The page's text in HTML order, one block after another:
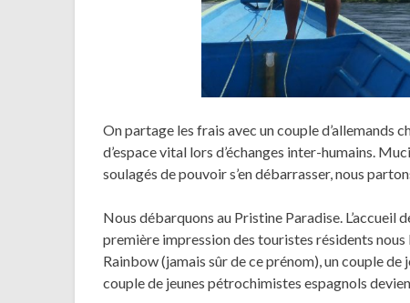
On partage les frais avec un couple d’allemands
d’espace vital lors d’échanges inter-humains.
soulagés de pouvoir s’en débarrasser, nous
Nous débarquons au Pristine Paradise.
première impression des touristes résidents
Rainbow (jamais sûr de ce prénom), un couple
couple de jeunes pétrochimistes espagnols